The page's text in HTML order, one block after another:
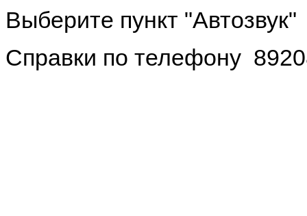
Выберите пункт "Автозвук"
Справки по телефону